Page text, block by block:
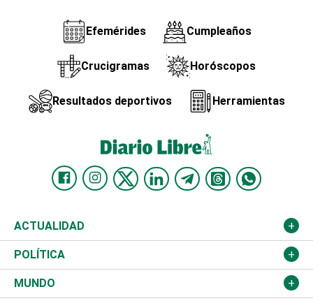
Efemérides Cumpleaños
Crucigramas Horóscopos
Resultados deportivos Herramientas
ACTUALIDAD
Nacional
Ciudad
POLÍTICA
Partidos
MUNDO